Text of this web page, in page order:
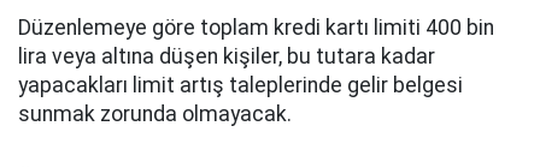
Düzenlemeye göre toplam kredi kartı limiti 400 bin
lira veya altına düşen kişiler, bu tutara kadar
yapacakları limit artış taleplerinde gelir belgesi
sunmak zorunda olmayacak.